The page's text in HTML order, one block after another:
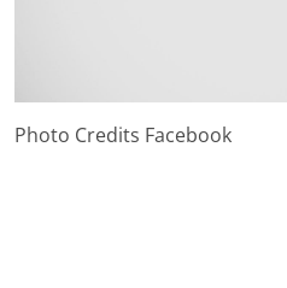
Photo Credits Facebook